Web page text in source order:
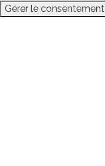
Gérer le consentement